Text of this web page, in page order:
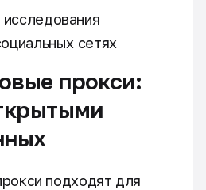
сетях
прокси:
подходят для